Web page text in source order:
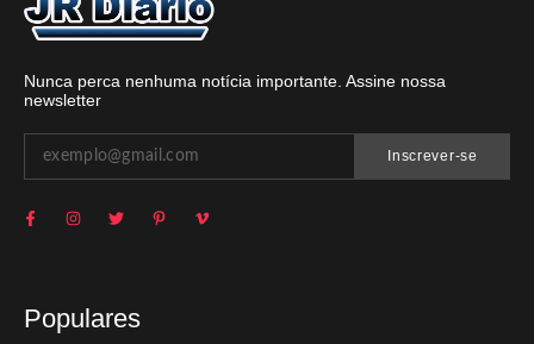
Nunca perca nenhuma notícia importante. Assine nossa
newsletter
Inscrever-se
Populares